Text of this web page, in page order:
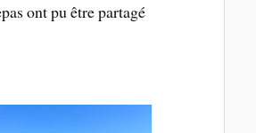
ont pu être partagé